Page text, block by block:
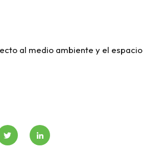
al medio ambiente y el espacio